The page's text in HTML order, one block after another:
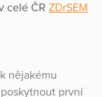
celé ČR ZDrSEM
nějakému
první